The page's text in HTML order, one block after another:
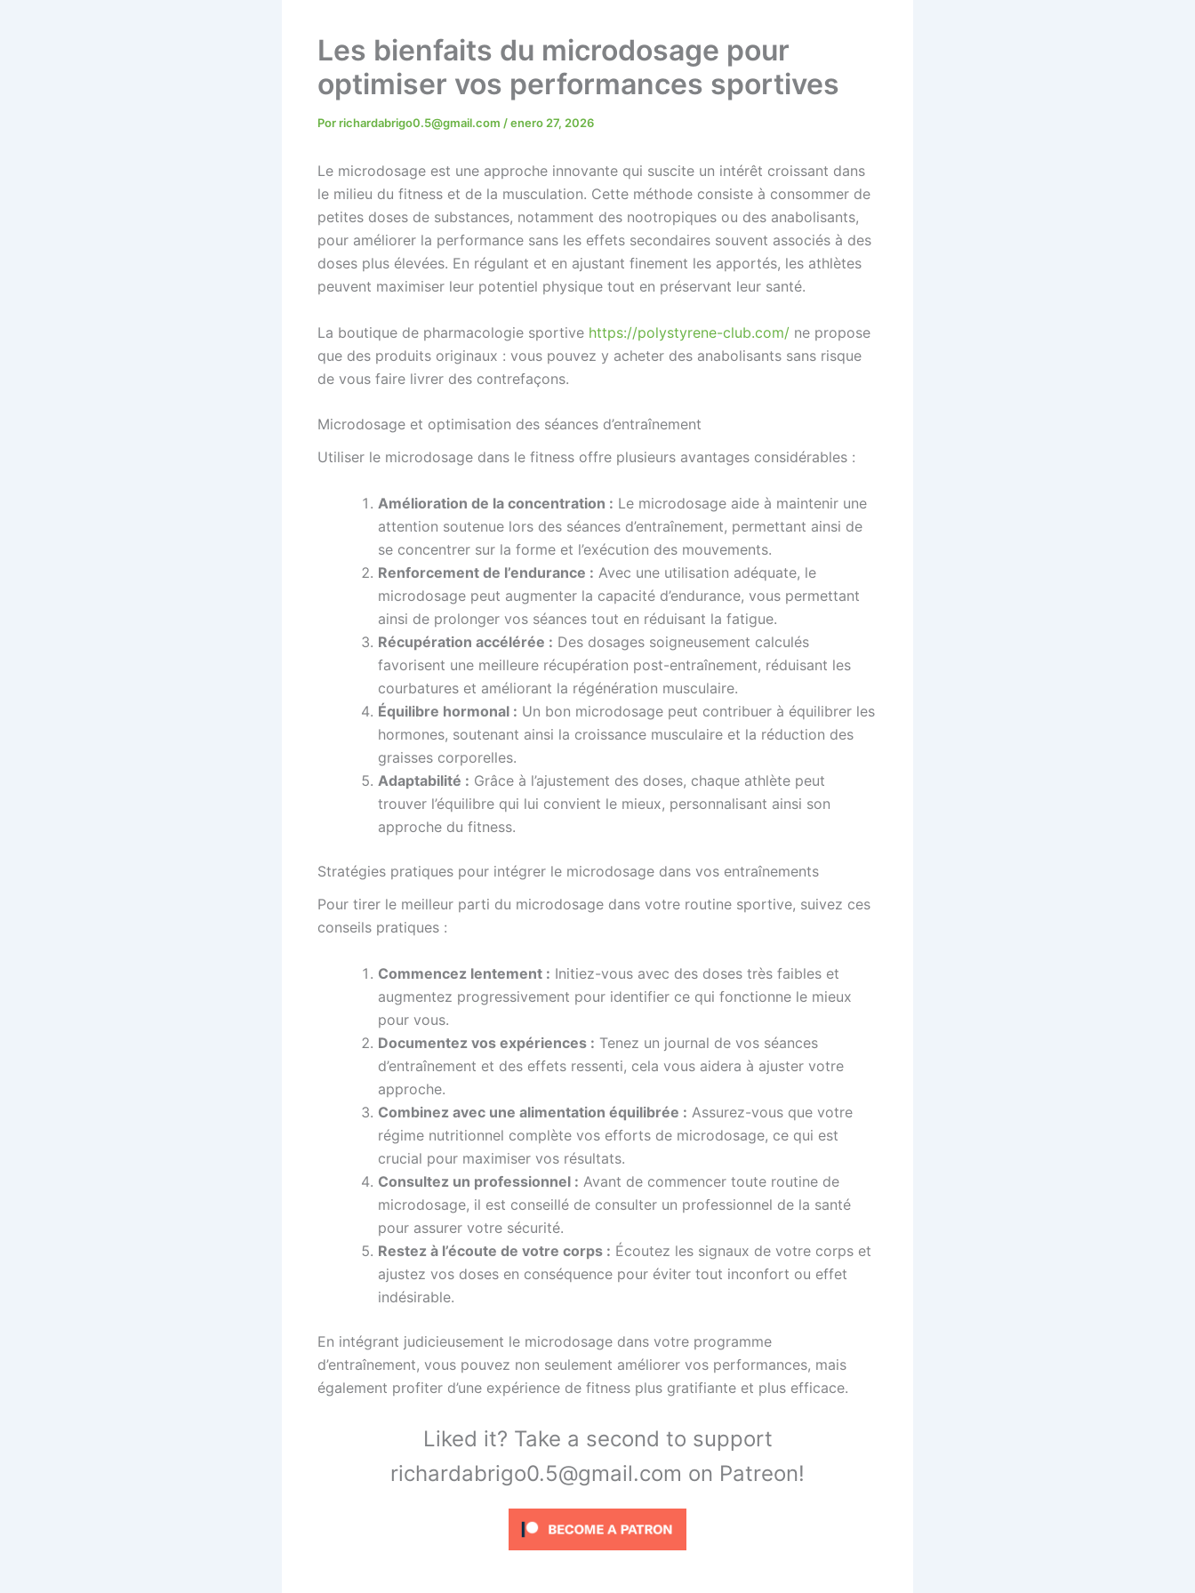
Les bienfaits du microdosage pour
optimiser vos performances sportives
Porrichardabrigo0.5@gmail.com /enero 27, 2026
Le microdosage est une approche innovante qui suscite un intérêt croissant dans
le milieu du fitness et de la musculation. Cette méthode consiste à consommer de
petites doses de substances, notamment des nootropiques ou des anabolisants,
pour améliorer la performance sans les effets secondaires souvent associés à des
doses plus élevées. En régulant et en ajustant finement les apportés, les athlètes
peuvent maximiser leur potentiel physique tout en préservant leur santé.
La boutique de pharmacologie sportive https://polystyrene-club.com/ ne propose
que des produits originaux : vous pouvez y acheter des anabolisants sans risque
de vous faire livrer des contrefaçons.
Microdosage et optimisation des séances d’entraînement
Utiliser le microdosage dans le fitness offre plusieurs avantages considérables :
Amélioration de la concentration : Le microdosage aide à maintenir une
attention soutenue lors des séances d’entraînement, permettant ainsi de
se concentrer sur la forme et l’exécution des mouvements.
Renforcement de l’endurance : Avec une utilisation adéquate, le
microdosage peut augmenter la capacité d’endurance, vous permettant
ainsi de prolonger vos séances tout en réduisant la fatigue.
Récupération accélérée : Des dosages soigneusement calculés
favorisent une meilleure récupération post-entraînement, réduisant les
courbatures et améliorant la régénération musculaire.
Équilibre hormonal : Un bon microdosage peut contribuer à équilibrer les
hormones, soutenant ainsi la croissance musculaire et la réduction des
graisses corporelles.
Adaptabilité : Grâce à l’ajustement des doses, chaque athlète peut
trouver l’équilibre qui lui convient le mieux, personnalisant ainsi son
approche du fitness.
Stratégies pratiques pour intégrer le microdosage dans vos entraînements
Pour tirer le meilleur parti du microdosage dans votre routine sportive, suivez ces
conseils pratiques :
Commencez lentement : Initiez-vous avec des doses très faibles et
augmentez progressivement pour identifier ce qui fonctionne le mieux
pour vous.
Documentez vos expériences : Tenez un journal de vos séances
d’entraînement et des effets ressenti, cela vous aidera à ajuster votre
approche.
Combinez avec une alimentation équilibrée : Assurez-vous que votre
régime nutritionnel complète vos efforts de microdosage, ce qui est
crucial pour maximiser vos résultats.
Consultez un professionnel : Avant de commencer toute routine de
microdosage, il est conseillé de consulter un professionnel de la santé
pour assurer votre sécurité.
Restez à l’écoute de votre corps : Écoutez les signaux de votre corps et
ajustez vos doses en conséquence pour éviter tout inconfort ou effet
indésirable.
En intégrant judicieusement le microdosage dans votre programme
d’entraînement, vous pouvez non seulement améliorer vos performances, mais
également profiter d’une expérience de fitness plus gratifiante et plus efficace.
Liked it? Take a second to support
richardabrigo0.5@gmail.com on Patreon!